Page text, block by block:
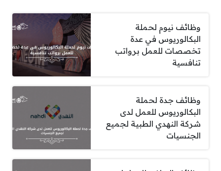
وظائف نيوم لحملة
البكالوريوس في عدة
تخصصات للعمل برواتب
تنافسية
وظائف جدة لحملة
البكالوريوس للعمل لدى
شركة النهدي الطبية لجميع
الجنسيات